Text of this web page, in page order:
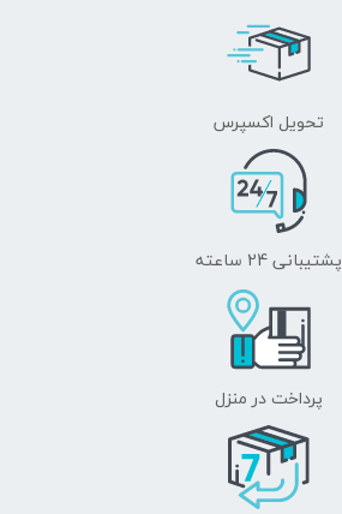
تحویل اکسپرس
پشتیبانی 24 ساعته
پرداخت در منزل